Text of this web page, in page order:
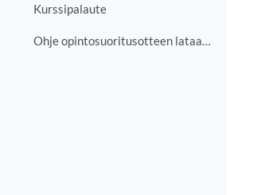
Kurssipalaute
Ohje opintosuoritusotteen lataamiseen todistukseksi